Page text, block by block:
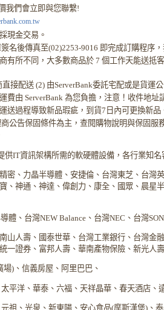
我們會立即與您聯繫!
現金交易。
名後傳真至(02)2253-9016 即完成訂購程序
有所不同，大多數商品於 7 個工作天能送抵
接配送 (2) 由ServerBank委託宅配或是貨運
費由 ServerBank 為您負擔，注意！收件地址
送過程導致新品瑕疵，到貨7日內可更換新品
公告保固條件為主，查閱購物說明與保固服
供IT資訊架構所需的軟硬體設備，各行業知名
密、力晶半導體、安捷倫、台灣東芝、台灣
、神通、神達、偉創力、康全、國眾、晨星
體、台灣NEW Balance、台灣NEC、台灣
山人壽、國泰世華、台灣工業銀行、台灣金
一證券、富邦人壽、華南產物保險、新光人
)、信義房屋、阿里巴巴、
平洋、華泰、六福、天祥晶華、春天酒店、
祖、光泉、新東陽、安心食品(摩斯漢堡)、